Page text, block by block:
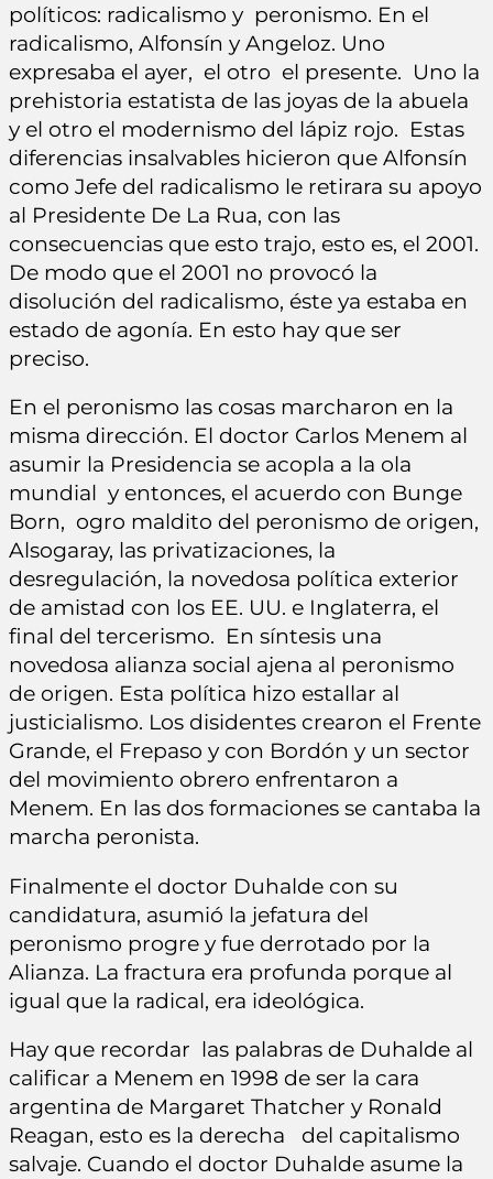
políticos: radicalismo y peronismo. En el
radicalismo, Alfonsín y Angeloz. Uno
expresaba el ayer, el otro el presente. Uno la
prehistoria estatista de las joyas de la abuela
y el otro el modernismo del lápiz rojo. Estas
diferencias insalvables hicieron que Alfonsín
como Jefe del radicalismo le retirara su apoyo
al Presidente De La Rua, con las
consecuencias que esto trajo, esto es, el 2001.
De modo que el 2001 no provocó la
disolución del radicalismo, éste ya estaba en
estado de agonía. En esto hay que ser
preciso.
En el peronismo las cosas marcharon en la
misma dirección. El doctor Carlos Menem al
asumir la Presidencia se acopla a la ola
mundial y entonces, el acuerdo con Bunge
Born, ogro maldito del peronismo de origen,
Alsogaray, las privatizaciones, la
desregulación, la novedosa política exterior
de amistad con los EE. UU. e Inglaterra, el
final del tercerismo. En síntesis una
novedosa alianza social ajena al peronismo
de origen. Esta política hizo estallar al
justicialismo. Los disidentes crearon el Frente
Grande, el Frepaso y con Bordón y un sector
del movimiento obrero enfrentaron a
Menem. En las dos formaciones se cantaba la
marcha peronista.
Finalmente el doctor Duhalde con su
candidatura, asumió la jefatura del
peronismo progre y fue derrotado por la
Alianza. La fractura era profunda porque al
igual que la radical, era ideológica.
Hay que recordar las palabras de Duhalde al
calificar a Menem en 1998 de ser la cara
argentina de Margaret Thatcher y Ronald
Reagan, esto es la derecha del capitalismo
salvaje. Cuando el doctor Duhalde asume la